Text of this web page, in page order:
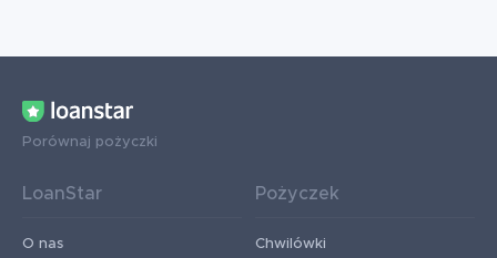
Porównaj pożyczki
LoanStar
O nas
Pożyczek
Chwilówki